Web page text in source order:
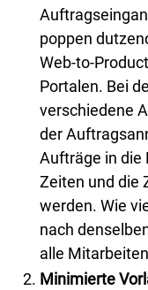
poppen
Web-to-
Portalen. Bei
verschiedene
der
Aufträge in die
Zeiten und die
werden. Wie
nach
alle
Minimierte